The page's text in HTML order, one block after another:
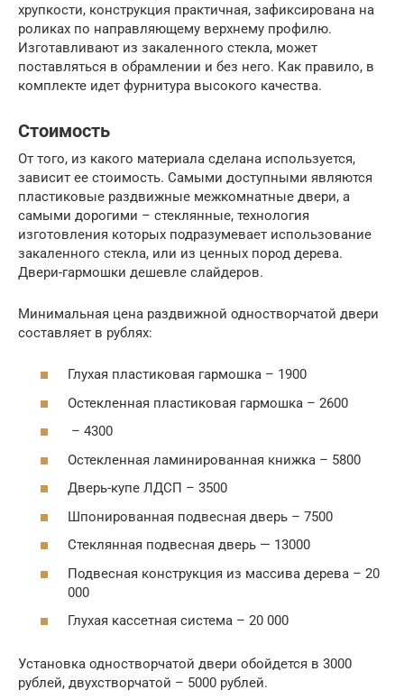
хрупкости, конструкция практичная, зафиксирована на
роликах по направляющему верхнему профилю.
Изготавливают из закаленного стекла, может
поставляться в обрамлении и без него. Как правило, в
комплекте идет фурнитура высокого качества.
Стоимость
От того, из какого материала сделана используется,
зависит ее стоимость. Самыми доступными являются
пластиковые раздвижные межкомнатные двери, а
самыми дорогими – стеклянные, технология
изготовления которых подразумевает использование
закаленного стекла, или из ценных пород дерева.
Двери-гармошки дешевле слайдеров.
Минимальная цена раздвижной одностворчатой двери
составляет в рублях:
Глухая пластиковая гармошка – 1900
Остекленная пластиковая гармошка – 2600
– 4300
Остекленная ламинированная книжка – 5800
Дверь-купе ЛДСП – 3500
Шпонированная подвесная дверь – 7500
Стеклянная подвесная дверь — 13000
Подвесная конструкция из массива дерева – 20
000
Глухая кассетная система – 20 000
Установка одностворчатой двери обойдется в 3000
рублей, двухстворчатой – 5000 рублей.